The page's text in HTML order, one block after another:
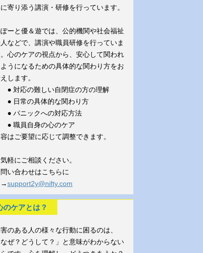
寄り添う講演・研修を行っています。
ーと優＆遊では、公的機関や社会福祉
などで、講演や職員研修を行っていま
心のケアの視点から、安心して関われ
うになるための具体的な関わり方をお
します。
対応の難しい自閉症の方の理解
日常の具体的な関わり方
パニックへの対応方法
職員自身の心のケア
はご要望に応じて調整できます。
軽にご相談ください。
い合わせはこちらに
support2y@nifty.com
のケアとは？
のある人の様々な行動に困るのは、
なぜ？どうして？」と意味がわからない